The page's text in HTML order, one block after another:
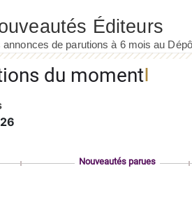
du moment
Nouveautés parues